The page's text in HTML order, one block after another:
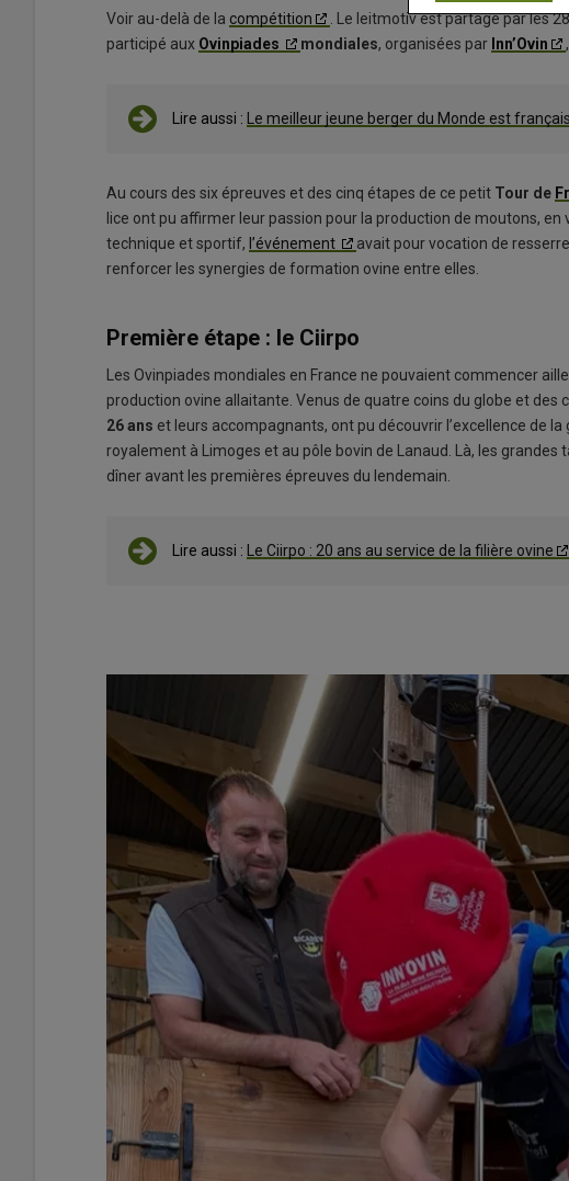
Voir au-delà de la compétition
. Le leitmotiv est partagé par les
participé aux Ovinpiades mondiales, organisées par Inn’Ovin
Lire aussi : Le meilleur jeune berger du Monde est français
Au cours des six épreuves et des cinq étapes de ce petit Tour de
lice ont pu affirmer leur passion pour la production de moutons, en
technique et sportif, l’événement
avait pour vocation de
renforcer les synergies de formation ovine entre elles.
Première étape : le Ciirpo
Les Ovinpiades mondiales en France ne pouvaient commencer
production ovine allaitante. Venus de quatre coins du globe et des
26 ans et leurs accompagnants, ont pu découvrir l’excellence de
royalement à Limoges et au pôle bovin de Lanaud. Là, les grandes
dîner avant les premières épreuves du lendemain.
Lire aussi : Le Ciirpo : 20 ans au service de la filière ovine